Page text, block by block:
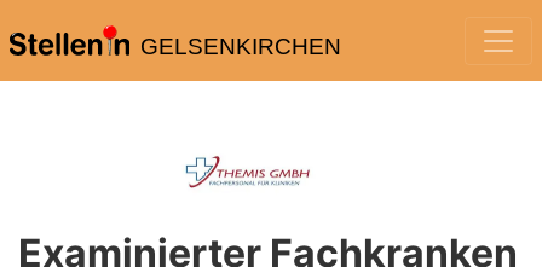
GELSENKIRCHEN
Examinierter Fachkranken